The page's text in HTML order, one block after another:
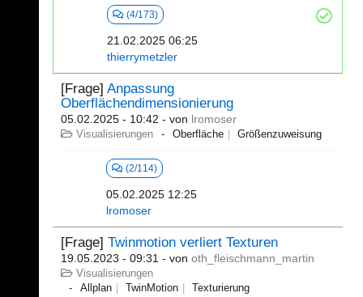
(4/173)
21.02.2025 06:25
thierrymetzler
[Frage] Anpassung
Oberflächendimensionierung
05.02.2025 - 10:42 - von lromoser
Visualisierungen Oberfläche Größenzuweisung
(2/114)
05.02.2025 12:25
lromoser
[Frage] Twinmotion verliert Texturen
19.05.2023 - 09:31 - von oth_fleischmann_martin
Visualisierungen
Allplan
TwinMotion Texturierung